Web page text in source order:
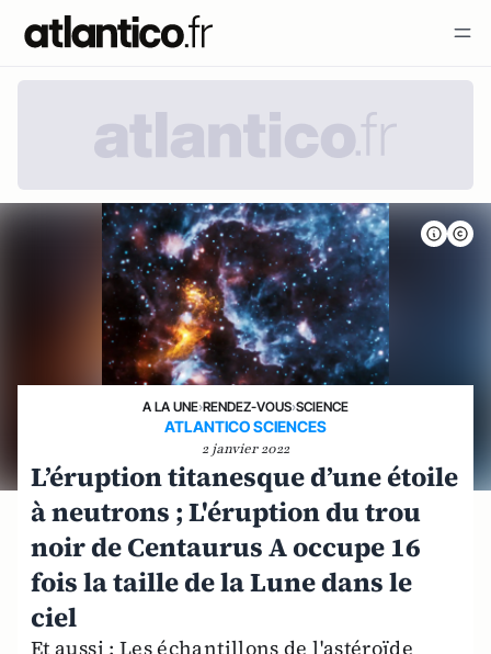
A LA UNE›RENDEZ-VOUS›SCIENCE
ATLANTICO SCIENCES
2 janvier 2022
L’éruption titanesque d’une étoile
à neutrons ; L'éruption du trou
noir de Centaurus A occupe 16
fois la taille de la Lune dans le
ciel
Et aussi : Les échantillons de l'astéroïde